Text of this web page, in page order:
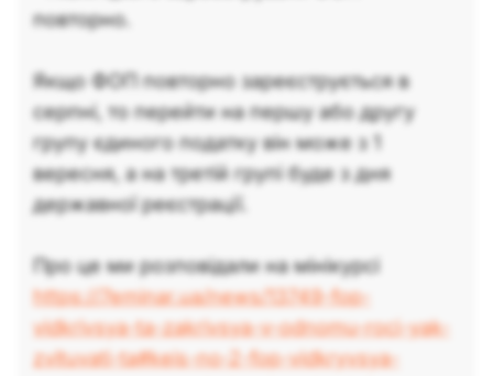
повторно.
Якщо ФОП повторно зареєструється в
серпні, то перейти на першу або другу
групу єдиного податку він може з 1
вересня, а на третій групі буде з дня
державної реєстрації.
Про це ми розповідали на мінікурсі
https://7eminar.ua/news/13749-fop-
vidkrivsya-ta-zakrivsya-v-odnomu-roci-yak-
zvituvati-ta#keis-no-2-fop-vidkryvsya-